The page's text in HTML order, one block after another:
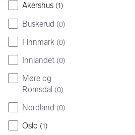
Akershus (1)
Buskerud (0)
Finnmark (0)
Innlandet (0)
Møre og
Romsdal (0)
Nordland (0)
Oslo (1)